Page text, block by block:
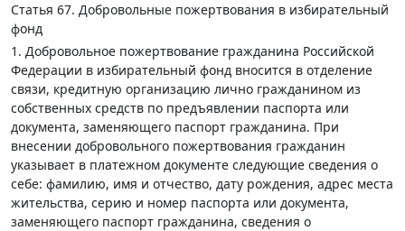
Статья 67. Добровольные пожертвования в избирательный
фонд
1. Добровольное пожертвование гражданина Российской
Федерации в избирательный фонд вносится в отделение
связи, кредитную организацию лично гражданином из
собственных средств по предъявлении паспорта или
документа, заменяющего паспорт гражданина. При
внесении добровольного пожертвования гражданин
указывает в платежном документе следующие сведения о
себе: фамилию, имя и отчество, дату рождения, адрес места
жительства, серию и номер паспорта или документа,
заменяющего паспорт гражданина, сведения о